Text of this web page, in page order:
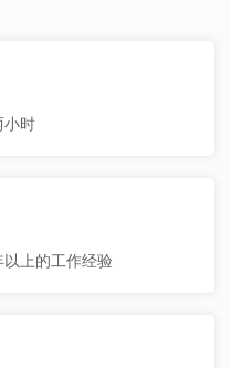
小时
上的工作经验